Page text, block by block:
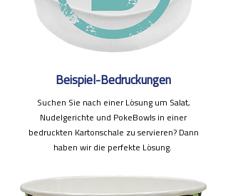
Beispiel-Bedruckungen
Suchen Sie nach einer Lösung um Salat,
Nudelgerichte und PokeBowls in einer
bedruckten Kartonschale zu servieren? Dann
haben wir die perfekte Lösung.